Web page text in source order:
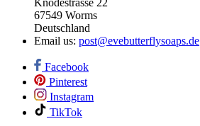
Knodestrasse 22
67549 Worms
Deutschland
Email us: post@evebutterflysoaps.de
Facebook
Pinterest
Instagram
TikTok